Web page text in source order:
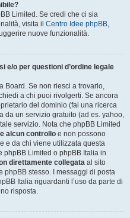
Limited. Se credi che ci sia
visita il Centro Idee phpBB,
nuove funzionalità.
e/o per questioni d’ordine legale
Board. Se non riesci a trovarlo,
a chi puoi rivolgerti. Se ancora
del dominio (fai una ricerca
da un servizio gratuito (ad es. yahoo,
servizio. Nota che phpBB Limited
alcun controllo e non possono
e da chi viene utilizzata questa
phpBB Limited o phpBB Italia in
direttamente collegata al sito
phpBB stesso. I messaggi di posta
Italia riguardanti l’uso da parte di
risposta.